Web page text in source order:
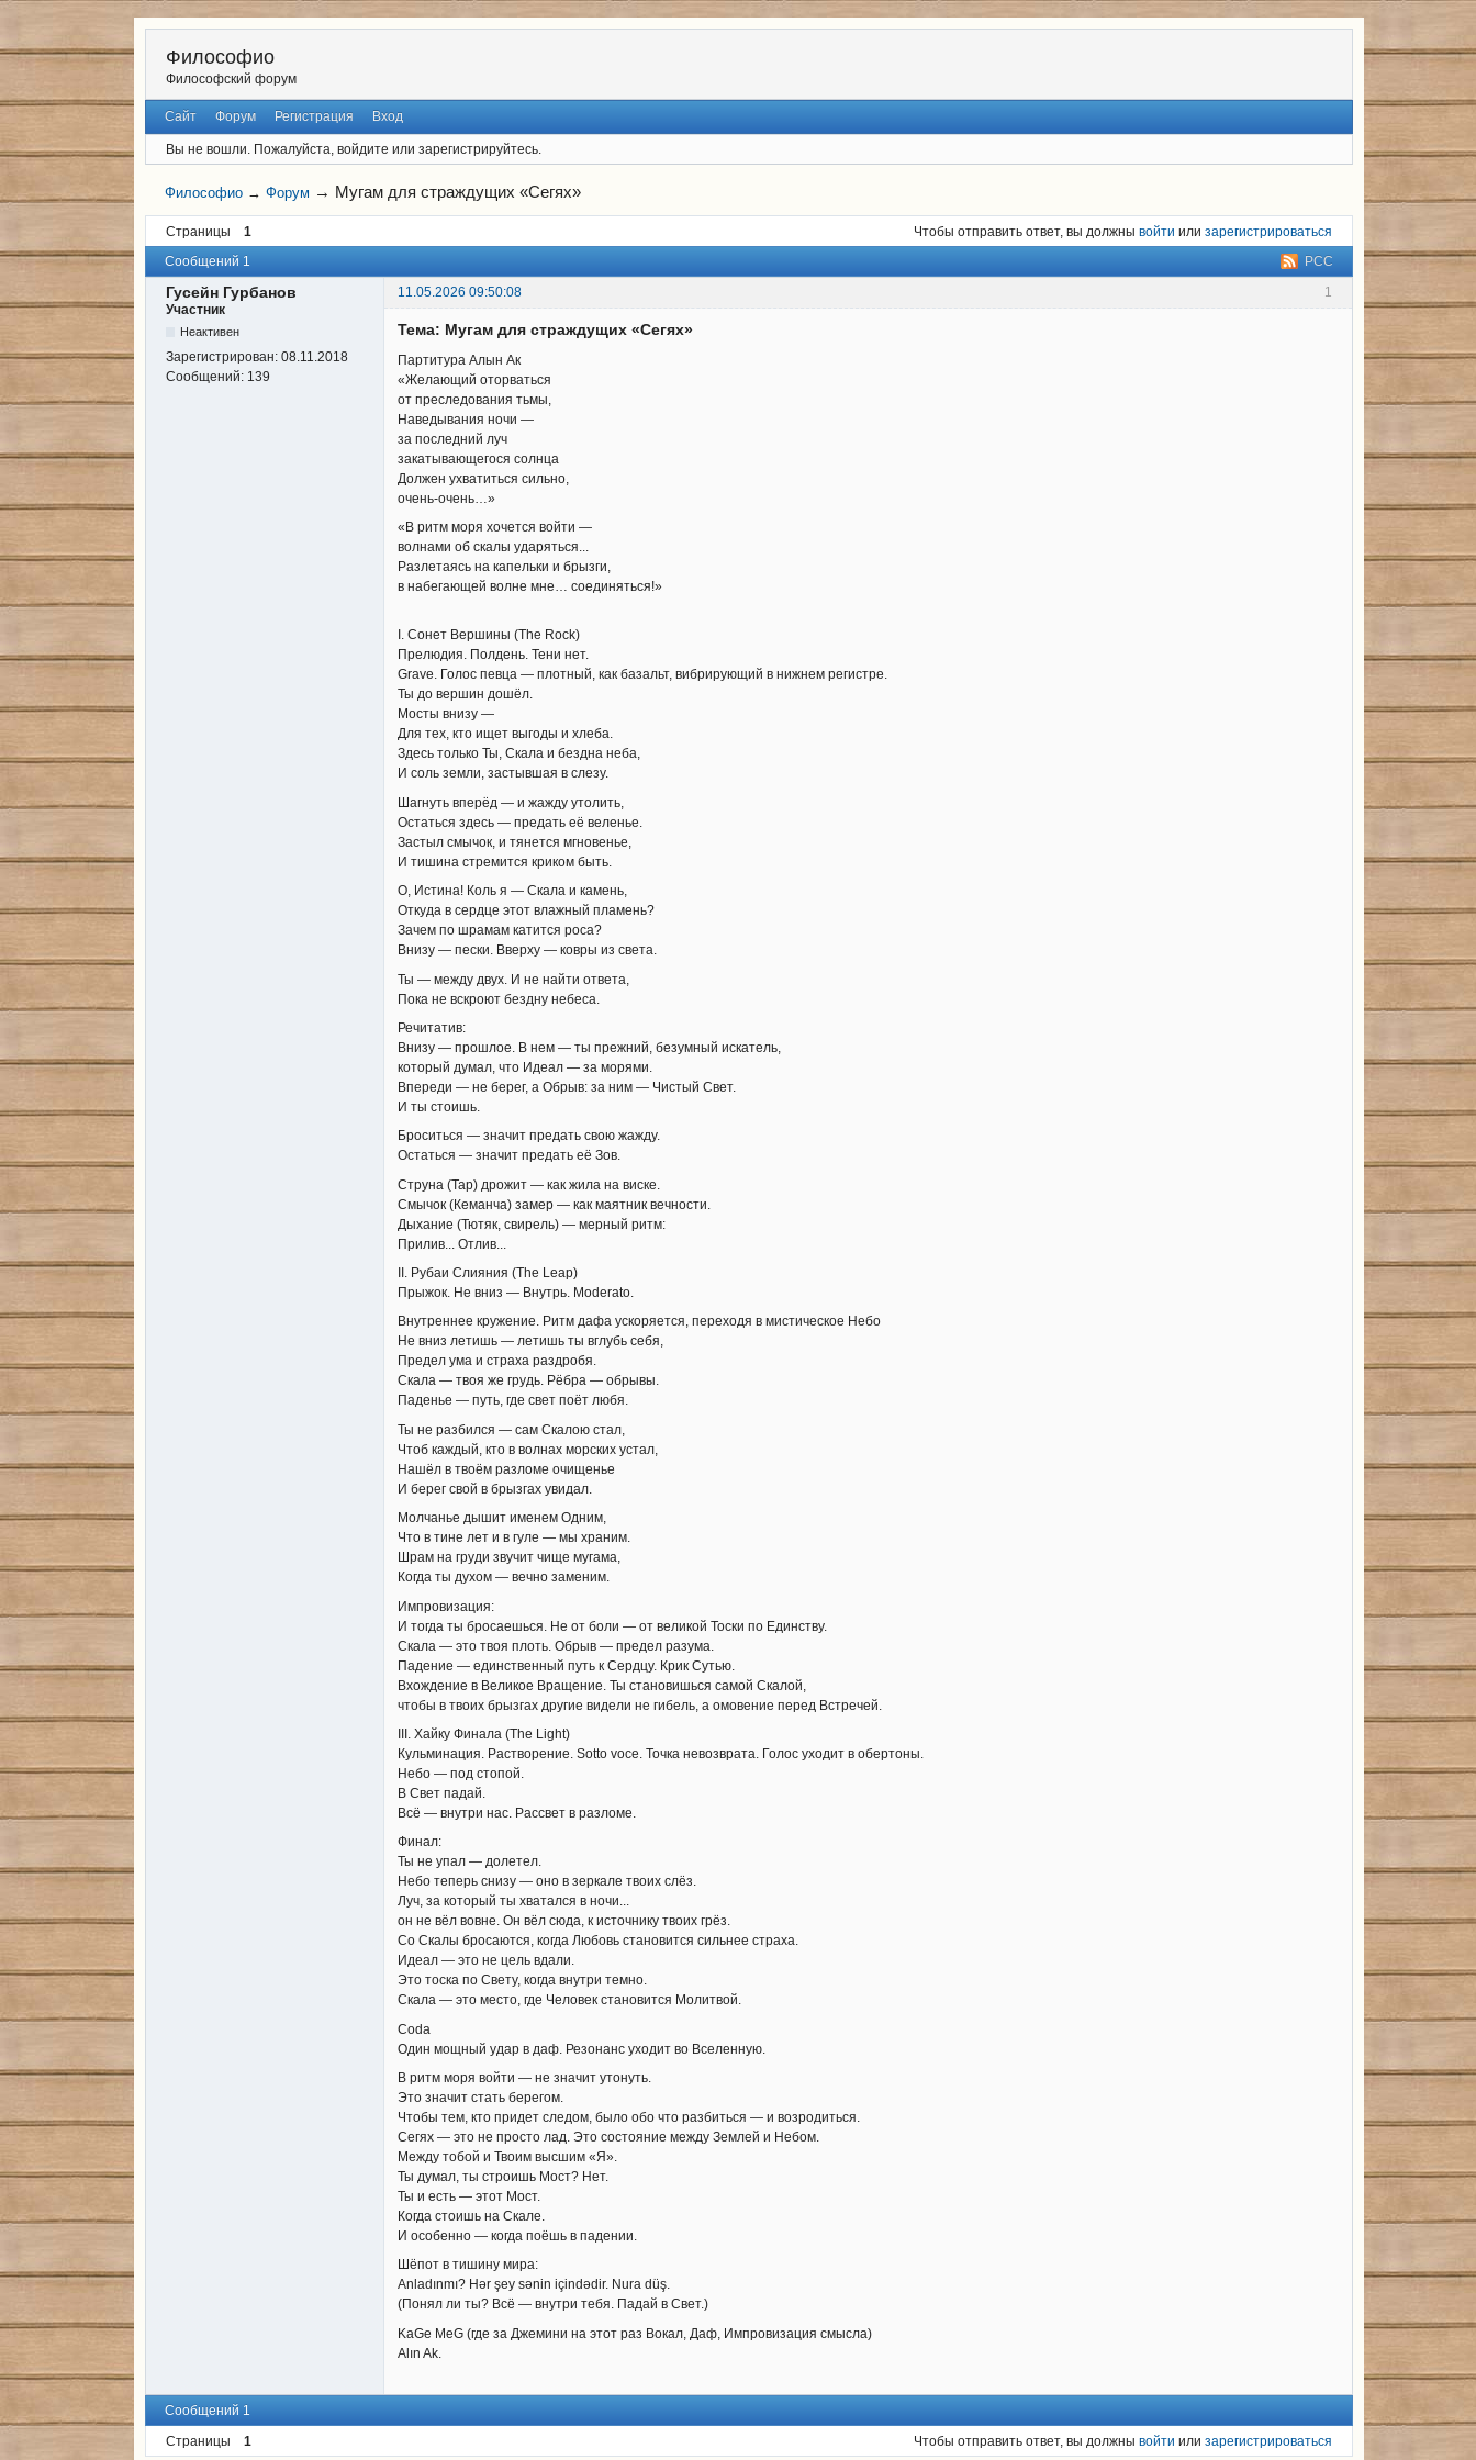
Философио
Философский форум
Сайт Форум Регистрация Вход
Вы не вошли. Пожалуйста, войдите или зарегистрируйтесь.
Философио →Форум → Мугам для страждущих «Сегях»
Страницы 1 Чтобы отправить ответ, вы должны войти или зарегистрироваться
РСС
Сообщений 1
1
Гусейн Гурбанов
11.05.2026 09:50:08
Участник
Неактивен
Зарегистрирован: 08.11.2018
Сообщений: 139
Тема: Мугам для страждущих «Сегях»
Партитура Алын Ак
«Желающий оторваться
от преследования тьмы,
Наведывания ночи —
за последний луч
закатывающегося солнца
Должен ухватиться сильно,
очень-очень…»
«В ритм моря хочется войти —
волнами об скалы ударяться...
Разлетаясь на капельки и брызги,
в набегающей волне мне… соединяться!»
I. Сонет Вершины (The Rock)
Прелюдия. Полдень. Тени нет.
Grave. Голос певца — плотный, как базальт, вибрирующий в нижнем регистре.
Ты до вершин дошёл.
Мосты внизу —
Для тех, кто ищет выгоды и хлеба.
Здесь только Ты, Скала и бездна неба,
И соль земли, застывшая в слезу.
Шагнуть вперёд — и жажду утолить,
Остаться здесь — предать её веленье.
Застыл смычок, и тянется мгновенье,
И тишина стремится криком быть.
О, Истина! Коль я — Скала и камень,
Откуда в сердце этот влажный пламень?
Зачем по шрамам катится роса?
Внизу — пески. Вверху — ковры из света.
Ты — между двух. И не найти ответа,
Пока не вскроют бездну небеса.
Речитатив:
Внизу — прошлое. В нем — ты прежний, безумный искатель,
который думал, что Идеал — за морями.
Впереди — не берег, а Обрыв: за ним — Чистый Свет.
И ты стоишь.
Броситься — значит предать свою жажду.
Остаться — значит предать её Зов.
Струна (Тар) дрожит — как жила на виске.
Смычок (Кеманча) замер — как маятник вечности.
Дыхание (Тютяк, свирель) — мерный ритм:
Прилив... Отлив...
II. Рубаи Слияния (The Leap)
Прыжок. Не вниз — Внутрь. Moderato.
Внутреннее кружение. Ритм дафа ускоряется, переходя в мистическое Небо
Не вниз летишь — летишь ты вглубь себя,
Предел ума и страха раздробя.
Скала — твоя же грудь. Рёбра — обрывы.
Паденье — путь, где свет поёт любя.
Ты не разбился — сам Скалою стал,
Чтоб каждый, кто в волнах морских устал,
Нашёл в твоём разломе очищенье
И берег свой в брызгах увидал.
Молчанье дышит именем Одним,
Что в тине лет и в гуле — мы храним.
Шрам на груди звучит чище мугама,
Когда ты духом — вечно заменим.
Импровизация:
И тогда ты бросаешься. Не от боли — от великой Тоски по Единству.
Скала — это твоя плоть. Обрыв — предел разума.
Падение — единственный путь к Сердцу. Крик Сутью.
Вхождение в Великое Вращение. Ты становишься самой Скалой,
чтобы в твоих брызгах другие видели не гибель, а омовение перед Встречей.
III. Хайку Финала (The Light)
Кульминация. Растворение. Sotto voce. Точка невозврата. Голос уходит в обертоны.
Небо — под стопой.
В Свет падай.
Всё — внутри нас. Рассвет в разломе.
Финал:
Ты не упал — долетел.
Небо теперь снизу — оно в зеркале твоих слёз.
Луч, за который ты хватался в ночи...
он не вёл вовне. Он вёл сюда, к источнику твоих грёз.
Со Скалы бросаются, когда Любовь становится сильнее страха.
Идеал — это не цель вдали.
Это тоска по Свету, когда внутри темно.
Скала — это место, где Человек становится Молитвой.
Coda
Один мощный удар в даф. Резонанс уходит во Вселенную.
В ритм моря войти — не значит утонуть.
Это значит стать берегом.
Чтобы тем, кто придет следом, было обо что разбиться — и возродиться.
Сегях — это не просто лад. Это состояние между Землей и Небом.
Между тобой и Твоим высшим «Я».
Ты думал, ты строишь Мост? Нет.
Ты и есть — этот Мост.
Когда стоишь на Скале.
И особенно — когда поёшь в падении.
Шёпот в тишину мира:
Anladınmı? Hər şey sənin içindədir. Nura düş.
(Понял ли ты? Всё — внутри тебя. Падай в Свет.)
KaGe MeG (где за Джемини на этот раз Вокал, Даф, Импровизация смысла)
Alın Ak.
Сообщений 1
Страницы
1 Чтобы отправить ответ, вы должны войти или зарегистрироваться